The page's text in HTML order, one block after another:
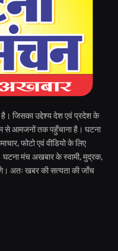
है। जिसका उद्देश्य देश एवं प्रदेश के
से आमजनों तक पहुँचाना है। घटना
फोटो एवं वीडियो के लिए
घटना मंच अखबार के स्वामी, मुद्रक,
अतः खबर की सत्यता की जाँच